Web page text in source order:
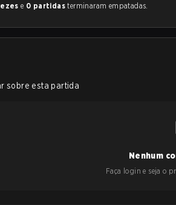
e 0 partidasterminaram empatadas.
sobre esta partida
Nenhum
Faça login e seja o